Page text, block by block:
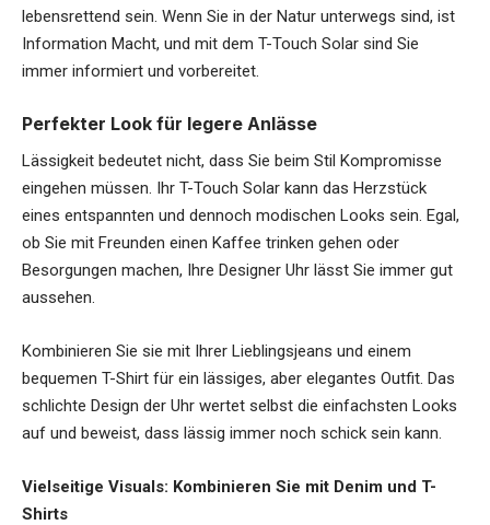
lebensrettend sein. Wenn Sie in der Natur unterwegs sind, ist
Information Macht, und mit dem T-Touch Solar sind Sie
immer informiert und vorbereitet.
Perfekter Look für legere Anlässe
Lässigkeit bedeutet nicht, dass Sie beim Stil Kompromisse
eingehen müssen. Ihr T-Touch Solar kann das Herzstück
eines entspannten und dennoch modischen Looks sein. Egal,
ob Sie mit Freunden einen Kaffee trinken gehen oder
Besorgungen machen, Ihre Designer Uhr lässt Sie immer gut
aussehen.
Kombinieren Sie sie mit Ihrer Lieblingsjeans und einem
bequemen T-Shirt für ein lässiges, aber elegantes Outfit. Das
schlichte Design der Uhr wertet selbst die einfachsten Looks
auf und beweist, dass lässig immer noch schick sein kann.
Vielseitige Visuals: Kombinieren Sie mit Denim und T-
Shirts